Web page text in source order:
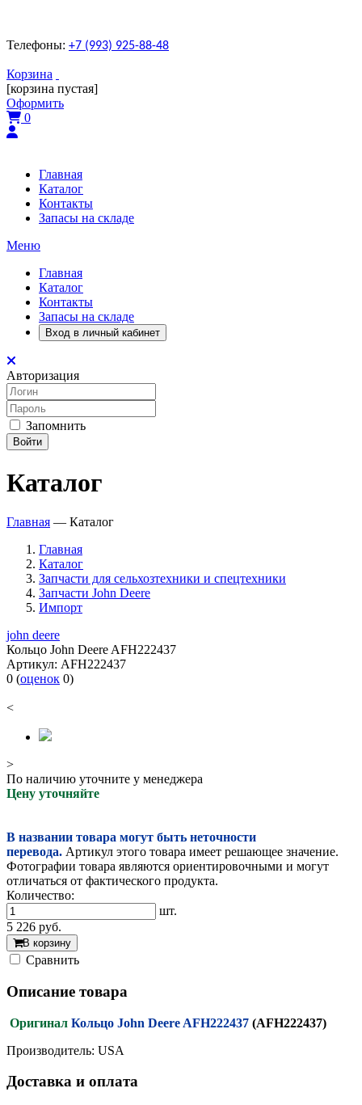
Телефоны: +7 (993) 925-88-48
Корзина
[корзина пустая]
Оформить
0
Главная
Каталог
Контакты
Запасы на складе
Меню
Главная
Каталог
Контакты
Запасы на складе
Вход в личный кабинет
Авторизация
Запомнить
Войти
Каталог
Главная — Каталог
Главная
Каталог
Запчасти для сельхозтехники и спецтехники
Запчасти John Deere
Импорт
john deere
Кольцо John Deere AFH222437
Артикул: AFH222437
0 (оценок 0)
<
>
По наличию уточните у менеджера
Цену уточняйте
В названии товара могут быть неточности
перевода. Артикул этого товара имеет решающее значение.
Фотографии товара являются ориентировочными и могут
отличаться от фактического продукта.
Количество:
шт.
5 226 руб.
В корзину
Cравнить
Описание товара
Оригинал Кольцо John Deere AFH222437 (AFH222437)
Производитель: USA
Доставка и оплата